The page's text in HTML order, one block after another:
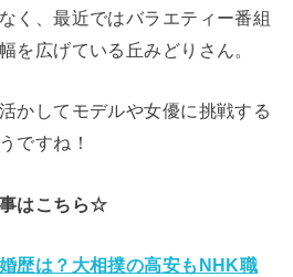
く、最近ではバラエティー番組
を広げている丘みどりさん。
かしてモデルや女優に挑戦する
ですね！
はこちら☆
歴は？大相撲の高安もNHK職